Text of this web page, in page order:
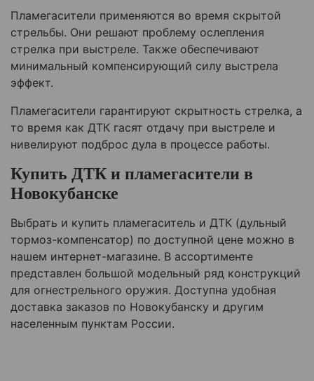
Пламегасители применяются во время скрытой
стрельбы. Они решают проблему ослепления
стрелка при выстреле. Также обеспечивают
минимальный компенсирующий силу выстрела
эффект.
Пламегасители гарантируют скрытность стрелка, а
то время как ДТК гасят отдачу при выстреле и
нивелируют подброс дула в процессе работы.
Купить ДТК и пламегасители в
Новокубанске
Выбрать и купить пламегаситель и ДТК (дульный
тормоз-компенсатор) по доступной цене можно в
нашем интернет-магазине. В ассортименте
представлен большой модельный ряд конструкций
для огнестрельного оружия. Доступна удобная
доставка заказов по Новокубанску и другим
населенным пунктам России.